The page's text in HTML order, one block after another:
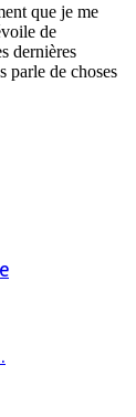
que je me
de
dernières
parle de choses